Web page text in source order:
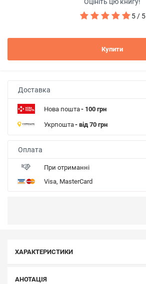
5 / 5
Купити
Доставка
Нова пошта- 100 грн
Укрпошта- від 70 грн
Оплата
При отриманні
Visa, MasterCard
ХАРАКТЕРИСТИКИ
АНОТАЦІЯ